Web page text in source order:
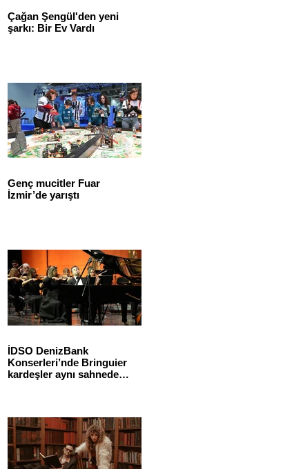
Çağan Şengül'den yeni
şarkı: Bir Ev Vardı
Genç mucitler Fuar
İzmir’de yarıştı
İDSO DenizBank
Konserleri’nde Bringuier
kardeşler aynı sahnede